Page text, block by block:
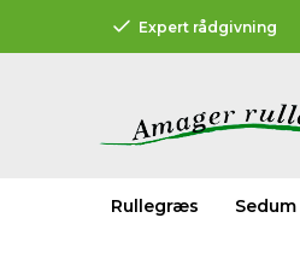
Expert rådgivning
Rullegræs Sedum